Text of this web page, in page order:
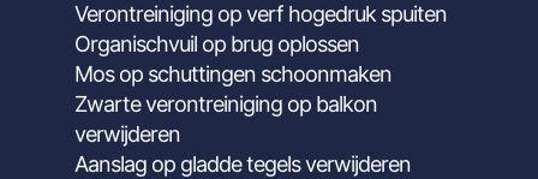
Verontreiniging op verf hogedruk spuiten
Organischvuil op brug oplossen
Mos op schuttingen schoonmaken
Zwarte verontreiniging op balkon
verwijderen
Aanslag op gladde tegels verwijderen